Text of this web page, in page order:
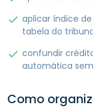
aplicar índice
tabela do
confundir
automática
Como